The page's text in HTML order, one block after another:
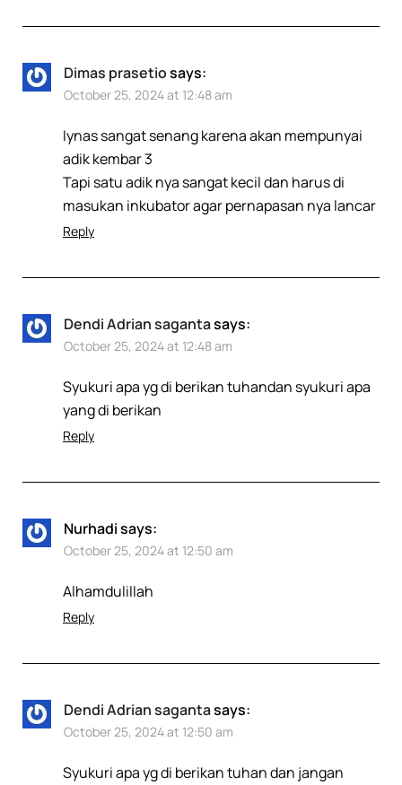
Dimas prasetiosays:
October 25, 2024 at 12:48 am
Iynas sangat senang karena akan mempunyai
adik kembar 3
Tapi satu adik nya sangat kecil dan harus di
masukan inkubator agar pernapasan nya lancar
Reply
Dendi Adrian sagantasays:
October 25, 2024 at 12:48 am
Syukuri apa yg di berikan tuhandan syukuri apa
yang di berikan
Reply
Nurhadisays:
October 25, 2024 at 12:50 am
Alhamdulillah
Reply
Dendi Adrian sagantasays:
October 25, 2024 at 12:50 am
Syukuri apa yg di berikan tuhan dan jangan